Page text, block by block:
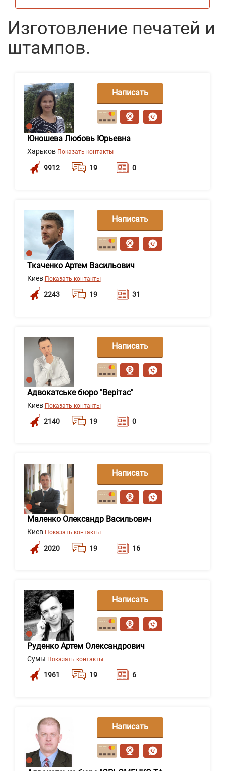
Изготовление печатей и
штампов.
Юношева Любовь Юрьевна
Харьков Показать контакты
9912 19 0
Написать
сообщение
Ткаченко Артем Васильович
Киев Показать контакты
2243 19 31
Написать
сообщение
Адвокатське бюро "Верітас"
Киев Показать контакты
2140 19 0
Написать
сообщение
Маленко Олександр Васильович
Киев Показать контакты
2020 19 16
Написать
сообщение
Руденко Артем Олександрович
Сумы Показать контакты
1961 19 6
Написать
сообщение
Написать
сообщение